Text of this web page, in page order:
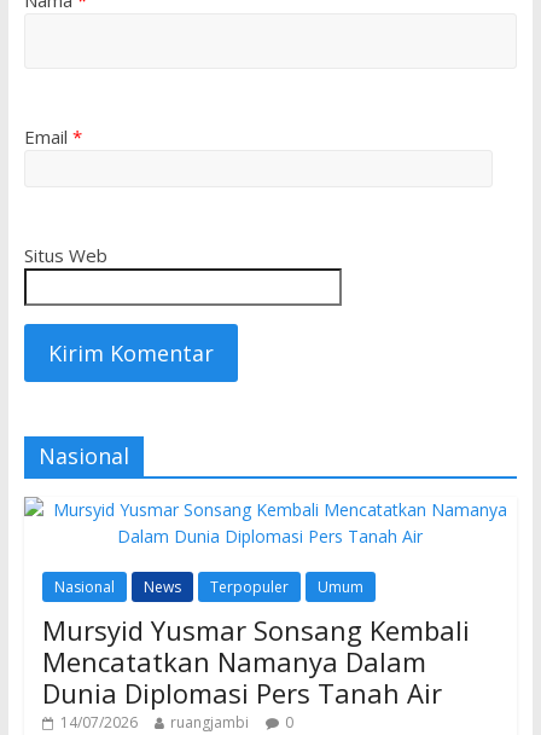
Email *
Situs Web
Nasional
Nasional News Terpopuler Umum
Mursyid Yusmar Sonsang Kembali
Mencatatkan Namanya Dalam
Dunia Diplomasi Pers Tanah Air
14/07/2026 ruangjambi 0